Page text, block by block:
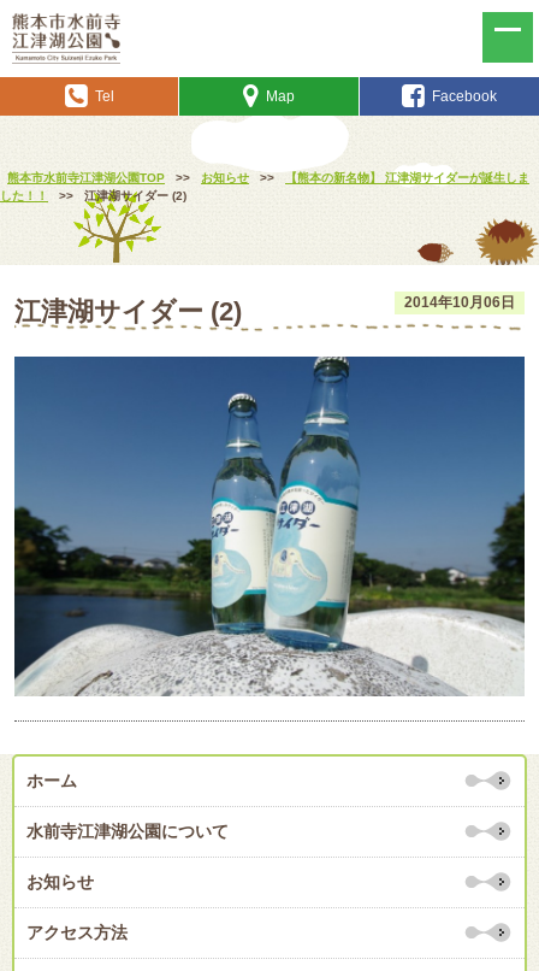
Tel Map Facebook
熊本市水前寺江津湖公園TOP >> お知らせ >>
【熊本の新名物】 江津湖サイダーが誕生しま
した！！
>> 江津湖サイダー (2)
2014年10月06日
江津湖サイダー (2)
ホーム
水前寺江津湖公園について
お知らせ
アクセス方法